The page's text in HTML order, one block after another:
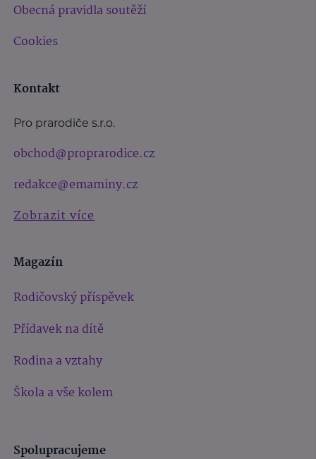
Obecná pravidla soutěží
Cookies
Kontakt
Pro prarodiče s.r.o.
obchod@proprarodice.cz
redakce@emaminy.cz
Zobrazit více
Magazín
Rodičovský příspěvek
Přídavek na dítě
Rodina a vztahy
Škola a vše kolem
Spolupracujeme